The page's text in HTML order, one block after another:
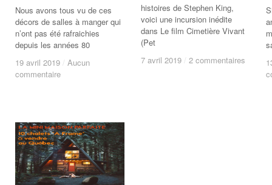
Nous avons tous vu de ces
décors de salles à manger qui
n’ont pas été rafraichies
depuis les années 80
19 avril 2019 / Aucun
commentaire
19 avril 2019 / Aucun
commentaire
histoires de Stephen King,
voici une incursion inédite
dans Le film Cimetière Vivant
(Pet
7 avril 2019 / 2 commentaires
7 avril 2019 / 2 commentaires